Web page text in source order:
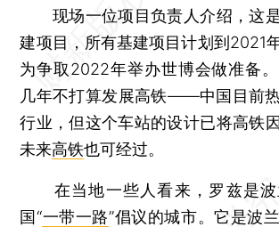
现场一位项目负责人介绍，这
建项目，所有基建项目计划到2021
为争取2022年举办世博会做准备
几年不打算发展高铁——中国目前
行业，但这个车站的设计已将高铁
未来高铁也可经过。
在当地一些人看来，罗兹是波
国“一带一路”倡议的城市。它是波